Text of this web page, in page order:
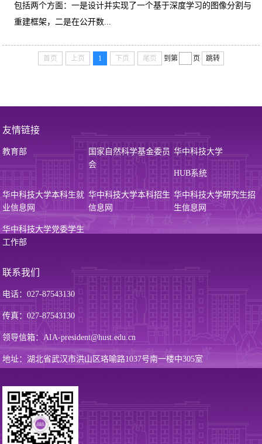
包括两个方面：一是设计并实现了一个基于深度学习的图像分割与
重建框架，二是在公开数...
首页 上页 1 下页 尾页 到第 页 跳转
友情链接
教育部
国家自然科学基金委员
会
华中科技大学
HUB系统
华中科技大学本科生就
业信息网
华中科技大学本科招生
信息网
华中科技大学研究生招
生信息网
华中科技大学党委学生
工作部
联系我们
电话：027-87543130
传真：027-87543130
领导信箱：AIA-president@hust.edu.cn
地址：湖北省武汉市洪山区珞喻路1037号南一楼中305室